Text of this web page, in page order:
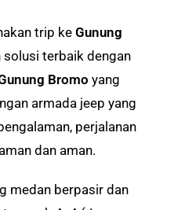
trip ke Gunung
solusi terbaik dengan
Bromo yang
armada jeep yang
perjalanan
dan aman.
medan berpasir dan